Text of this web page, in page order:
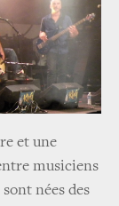
et une
musiciens
nées des